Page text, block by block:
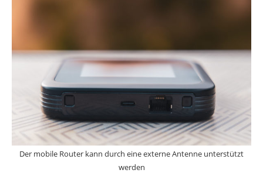
Der mobile Router kann durch eine externe Antenne unterstützt
werden